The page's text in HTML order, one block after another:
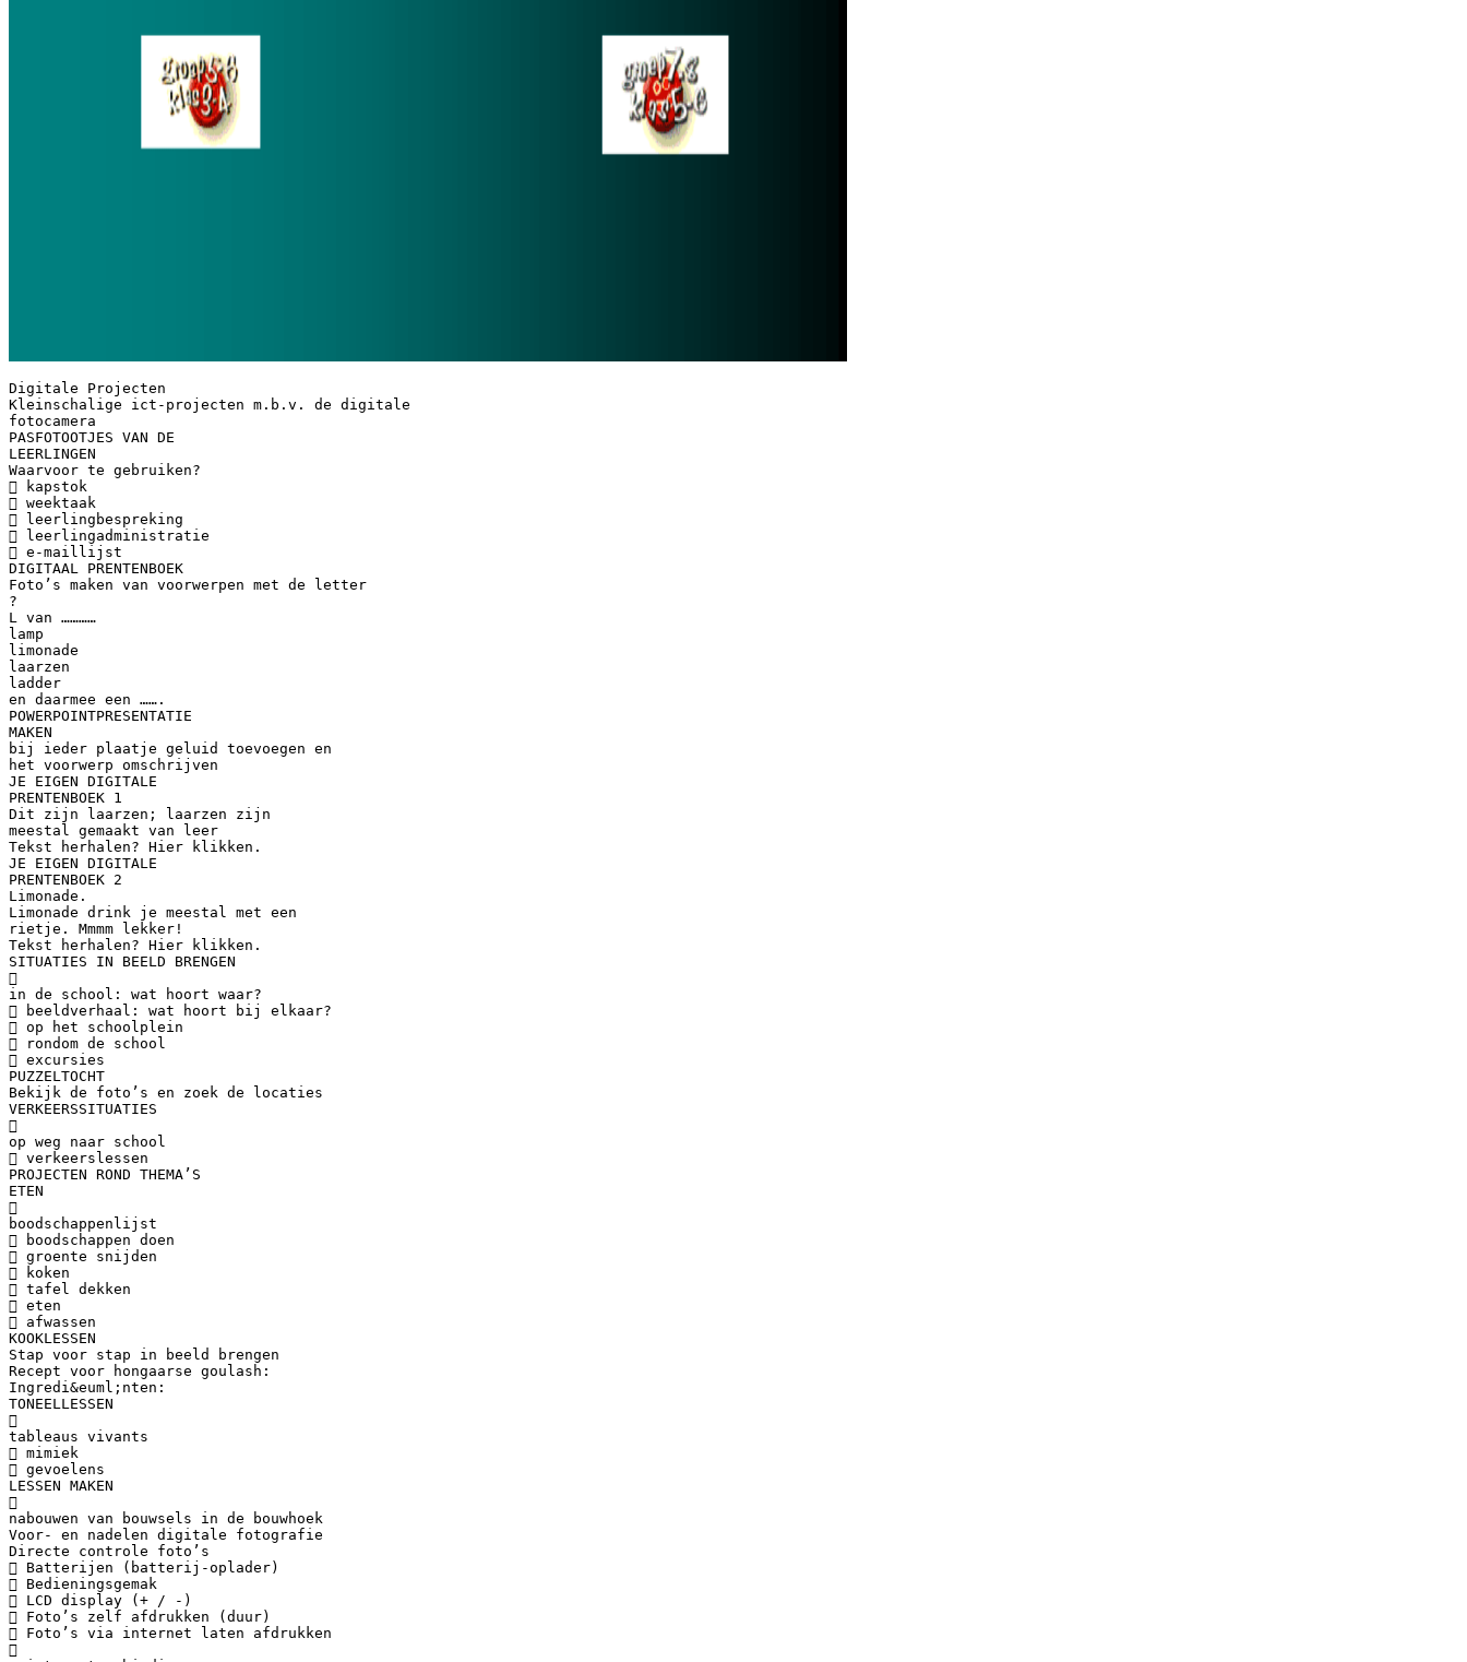
Digitale Projecten
Kleinschalige ict-projecten m.b.v. de digitale
fotocamera
PASFOTOOTJES VAN DE
LEERLINGEN
Waarvoor te gebruiken?
 kapstok
 weektaak
 leerlingbespreking
 leerlingadministratie
 e-maillijst
DIGITAAL PRENTENBOEK
Foto’s maken van voorwerpen met de letter
?
L van …………
lamp
limonade
laarzen
ladder
en daarmee een …….
POWERPOINTPRESENTATIE
MAKEN
bij ieder plaatje geluid toevoegen en
het voorwerp omschrijven
JE EIGEN DIGITALE
PRENTENBOEK 1
Dit zijn laarzen; laarzen zijn
meestal gemaakt van leer
Tekst herhalen? Hier klikken.
JE EIGEN DIGITALE
PRENTENBOEK 2
Limonade.
Limonade drink je meestal met een
rietje. Mmmm lekker!
Tekst herhalen? Hier klikken.
SITUATIES IN BEELD BRENGEN

in de school: wat hoort waar?
 beeldverhaal: wat hoort bij elkaar?
 op het schoolplein
 rondom de school
 excursies
PUZZELTOCHT
Bekijk de foto’s en zoek de locaties
VERKEERSSITUATIES

op weg naar school
 verkeerslessen
PROJECTEN ROND THEMA’S
ETEN

boodschappenlijst
 boodschappen doen
 groente snijden
 koken
 tafel dekken
 eten
 afwassen
KOOKLESSEN
Stap voor stap in beeld brengen
Recept voor hongaarse goulash:
Ingredi&euml;nten:
TONEELLESSEN

tableaus vivants
 mimiek
 gevoelens
LESSEN MAKEN

nabouwen van bouwsels in de bouwhoek
Voor- en nadelen digitale fotografie
Directe controle foto’s
 Batterijen (batterij-oplader)
 Bedieningsgemak
 LCD display (+ / -)
 Foto’s zelf afdrukken (duur)
 Foto’s via internet laten afdrukken
